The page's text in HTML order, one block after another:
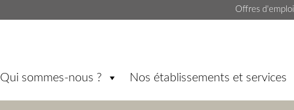
Offres d'emploi
Qui sommes-nous ? Nos établissements et services